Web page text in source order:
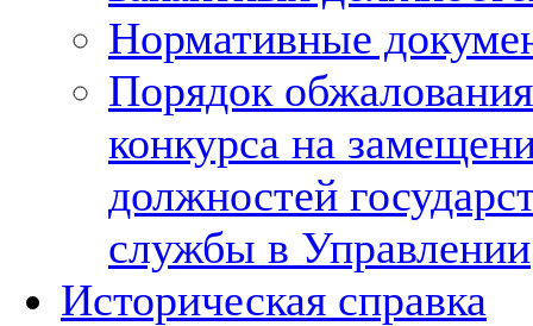
Нормативные
Порядок обжалования
конкурса на
должностей
службы в Управлении
Историческая справка